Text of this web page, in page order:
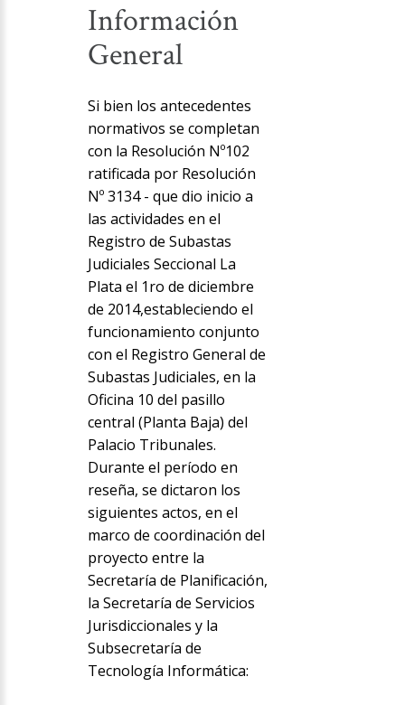
Información
General
Si bien los antecedentes
normativos se completan
con la Resolución Nº102
ratificada por Resolución
Nº 3134 - que dio inicio a
las actividades en el
Registro de Subastas
Judiciales Seccional La
Plata el 1ro de diciembre
de 2014,estableciendo el
funcionamiento conjunto
con el Registro General de
Subastas Judiciales, en la
Oficina 10 del pasillo
central (Planta Baja) del
Palacio Tribunales.
Durante el período en
reseña, se dictaron los
siguientes actos, en el
marco de coordinación del
proyecto entre la
Secretaría de Planificación,
la Secretaría de Servicios
Jurisdiccionales y la
Subsecretaría de
Tecnología Informática: